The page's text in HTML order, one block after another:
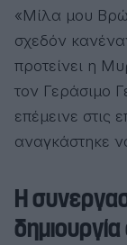
«Μίλα μου
σχεδόν
προτείνει η
τον Γεράσιμο
επέμεινε στις
αναγκάστηκε
Η